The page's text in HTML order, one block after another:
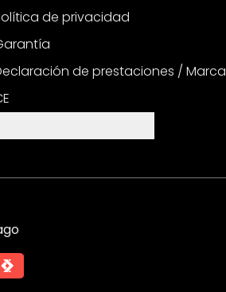
de privacidad
de prestaciones / Marca